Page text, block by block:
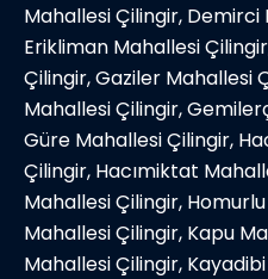
Mahallesi Çilingir, Demirci
Erikliman Mahallesi
Çilingir, Gaziler Mahallesi
Mahallesi Çilingir,
Güre Mahallesi Çilingir,
Çilingir, Hacımiktat
Mahallesi Çilingir,
Mahallesi Çilingir, Kapu
Mahallesi Çilingir,